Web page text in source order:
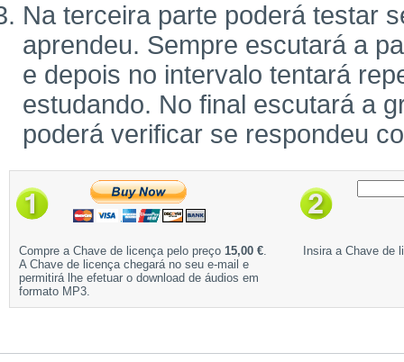
Na terceira parte poderá testar
aprendeu. Sempre escutará a
e depois no intervalo tentará
estudando. No final escutará a
poderá verificar se respondeu
Compre a Chave de licença pelo preço 15,00 €.
A Chave de licença chegará no seu e-mail e
permitirá lhe efetuar o download de áudios em
formato MP3.
Insira a Chave de